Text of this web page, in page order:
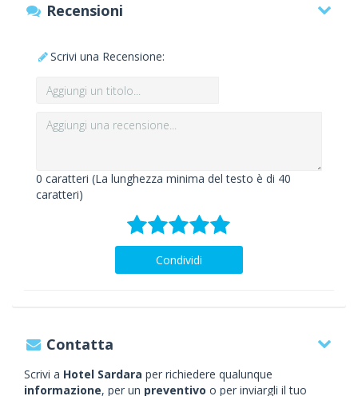
Recensioni
Scrivi una Recensione:
0 caratteri (La lunghezza minima del testo è di 40
caratteri)
Condividi
Contatta
Scrivi a Hotel Sardara per richiedere qualunque
informazione, per un preventivo o per inviargli il tuo